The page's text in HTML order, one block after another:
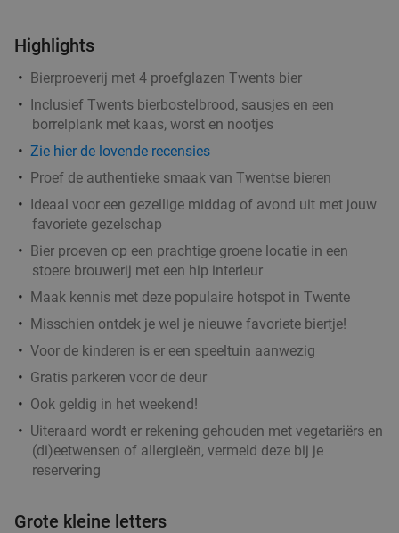
Highlights
Bierproeverij met 4 proefglazen Twents bier
Inclusief Twents bierbostelbrood, sausjes en een
borrelplank met kaas, worst en nootjes
Zie hier de lovende recensies
Proef de authentieke smaak van Twentse bieren
Ideaal voor een gezellige middag of avond uit met jouw
favoriete gezelschap
Bier proeven op een prachtige groene locatie in een
stoere brouwerij met een hip interieur
Maak kennis met deze populaire hotspot in Twente
Misschien ontdek je wel je nieuwe favoriete biertje!
Voor de kinderen is er een speeltuin aanwezig
Gratis parkeren voor de deur
Ook geldig in het weekend!
Uiteraard wordt er rekening gehouden met vegetariërs en
(di)eetwensen of allergieën, vermeld deze bij je
reservering
Grote kleine letters